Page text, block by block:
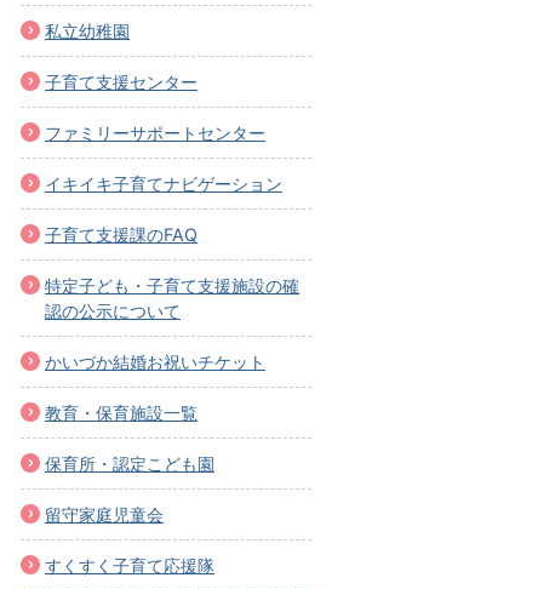
私立幼稚園
子育て支援センター
ファミリーサポートセンター
イキイキ子育てナビゲーション
子育て支援課のFAQ
特定子ども・子育て支援施設の確
認の公示について
かいづか結婚お祝いチケット
教育・保育施設一覧
保育所・認定こども園
留守家庭児童会
すくすく子育て応援隊